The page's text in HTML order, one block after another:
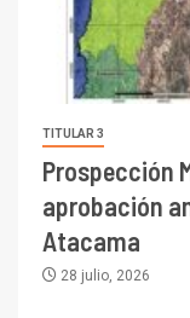
TITULAR 3
Prospección
aprobación
Atacama
28 julio, 2026